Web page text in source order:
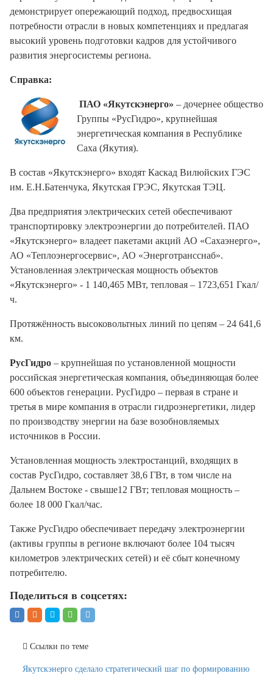
демонстрирует опережающий подход, предвосхищая
потребности отрасли в новых компетенциях и предлагая
высокий уровень подготовки кадров для устойчивого
развития энергосистемы региона.
Справка:
ПАО «Якутскэнерго» – дочернее общество
Группы «РусГидро», крупнейшая
энергетическая компания в Республике
Саха (Якутия).
В состав «Якутскэнерго» входят Каскад Вилюйских ГЭС
им. Е.Н.Батенчука, Якутская ГРЭС, Якутская ТЭЦ.
Два предприятия электрических сетей обеспечивают
транспортировку электроэнергии до потребителей. ПАО
«Якутскэнерго» владеет пакетами акций АО «Сахаэнерго»,
АО «Теплоэнергосервис», АО «Энерготрансснаб».
Установленная электрическая мощность объектов
«Якутскэнерго» - 1 140,465 МВт, тепловая – 1723,651 Гкал/
ч.
Протяжённость высоковольтных линий по цепям – 24 641,6
км.
РусГидро – крупнейшая по установленной мощности
российская энергетическая компания, объединяющая более
600 объектов генерации. РусГидро – первая в стране и
третья в мире компания в отрасли гидроэнергетики, лидер
по производству энергии на базе возобновляемых
источников в России.
Установленная мощность электростанций, входящих в
состав РусГидро, составляет 38,6 ГВт, в том числе на
Дальнем Востоке - свыше12 ГВт; тепловая мощность –
более 18 000 Гкал/час.
Также РусГидро обеспечивает передачу электроэнергии
(активы группы в регионе включают более 104 тысяч
километров электрических сетей) и её сбыт конечному
потребителю.
Поделиться в соцсетях:
Ссылки по теме
Якутскэнерго сделало стратегический шаг по формированию